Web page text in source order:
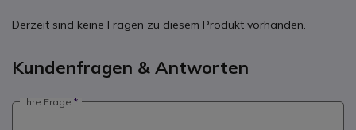
Derzeit sind keine Fragen zu diesem Produkt vorhanden.
Kundenfragen & Antworten
Ihre Frage